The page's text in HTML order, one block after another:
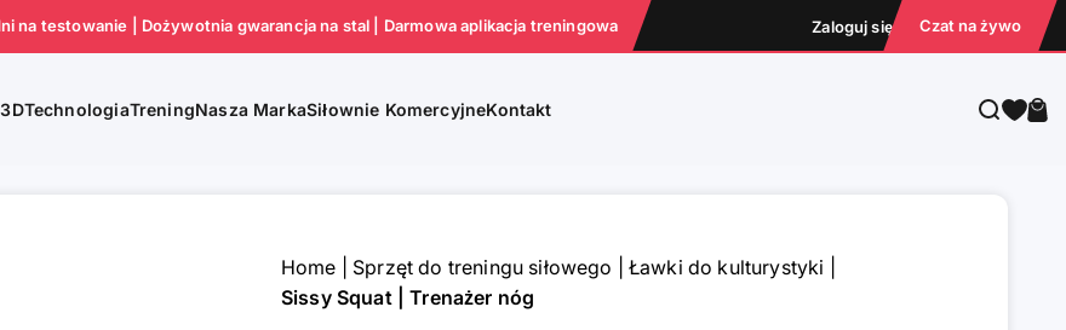
na testowanie | Dożywotnia gwarancja na stal | Darmowa aplikacja treningowa Zaloguj się Czat na żywo
TechnologiaTreningNasza MarkaSiłownie KomercyjneKontakt Szukaj
Home Sprzęt do treningu siłowego Ławki do kulturystyki
Sissy Squat | Trenażer nóg